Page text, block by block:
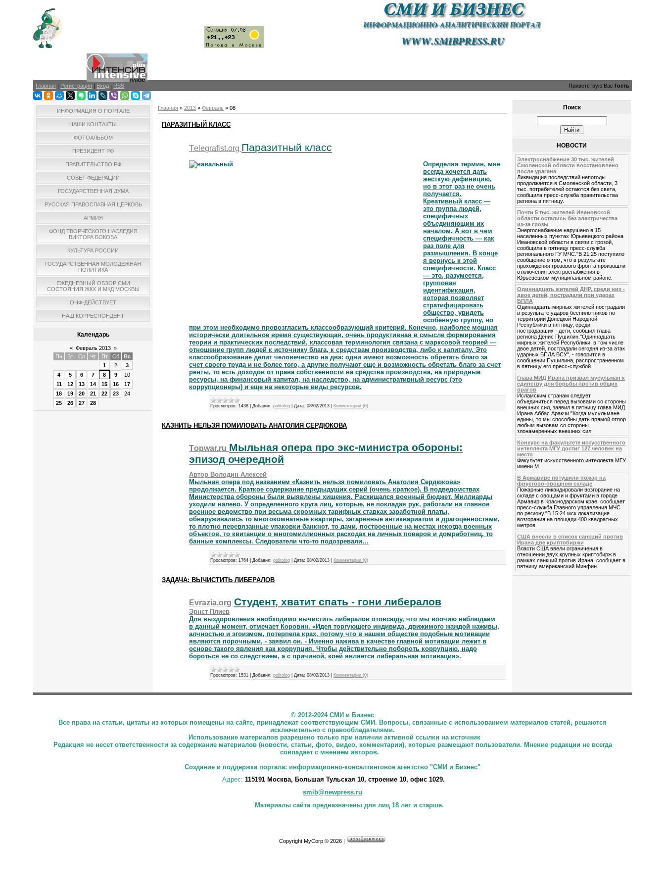
Главная | Регистрация | Вход | RSS Приветствую Вас Гость
ИНФОРМАЦИЯ О ПОРТАЛЕ
НАШИ КОНТАКТЫ
ФОТОАЛЬБОМ
ПРЕЗИДЕНТ РФ
ПРАВИТЕЛЬСТВО РФ
СОВЕТ ФЕДЕРАЦИИ
ГОСУДАРСТВЕННАЯ ДУМА
РУССКАЯ ПРАВОСЛАВНАЯ ЦЕРКОВЬ
АРМИЯ
ФОНД ТВОРЧЕСКОГО НАСЛЕДИЯ
ВИКТОРА БОКОВА
КУЛЬТУРА РОССИИ
ГОСУДАРСТВЕННАЯ МОЛОДЕЖНАЯ
ПОЛИТИКА
ЕЖЕДНЕВНЫЙ ОБЗОР СМИ
СОСТОЯНИЯ ЖКХ И МКД МОСКВЫ
ОНФ-ДЕЙСТВУЕТ
НАШ КОРРЕСПОНДЕНТ
Календарь
« Февраль 2013 »
Пн
Вт Ср Чт Пт Сб
Вс
1
2
3
4
5 6 7 8 9
10
11
12 13 14 15 16
17
18
19 20 21 22 23
24
25
26 27 28
Главная »2013 » Февраль » 08
ПАРАЗИТНЫЙ КЛАСС
Telegrafist.org Паразитный класс
Определяя термин, мне
всегда хочется дать
жесткую дефиницию,
но в этот раз не очень
получается.
Креативный класс —
это группа людей,
специфичных
объединяющим их
началом. А вот в чем
специфичность — как
раз поле для
размышления. В конце
я вернусь к этой
специфичности. Класс
— это, разумеется,
групповая
идентификация,
которая позволяет
стратифицировать
общество, увидеть
особенную группу, но
при этом необходимо провозгласить классообразующий критерий. Конечно, наиболее мощная
исторически длительное время существующая, очень продуктивная в смысле формирования
теории и практических последствий, классовая терминология связана с марксовой теорией —
отношение групп людей к источнику блага, к средствам производства, либо к капиталу. Это
классообразование делит человечество на два: одни имеют возможность обретать благо за
счет своего труда и не более того, а другие получают еще и возможность обретать благо за счет
ренты, то есть доходов от права собственности на средства производства, на природные
ресурсы, на финансовый капитал, на наследство, на административный ресурс (это
коррупционеры) и еще на некоторые виды ресурсов.
Просмотров: 1438 Добавил: politolog Дата: 08/02/2013 Комментарии (0)
КАЗНИТЬ НЕЛЬЗЯ ПОМИЛОВАТЬ АНАТОЛИЯ СЕРДЮКОВА
Topwar.ru Мыльная опера про экс-министра обороны:
эпизод очередной
Автор Володин Алексей
Мыльная опера под названием «Казнить нельзя помиловать Анатолия Сердюкова»
продолжается. Краткое содержание предыдущих серий (очень краткое). В подведомствах
Министерства обороны были выявлены хищения. Расхищался военный бюджет. Миллиарды
уходили налево. У определенного круга лиц, которые, не покладая рук, работали на главное
военное ведомство при весьма скромных тарифных ставках заработной платы,
обнаруживались то многокомнатные квартиры, затаренные антиквариатом и драгоценностями,
то плотно перевязанные упаковки банкнот, то дачи, построенные на местах некогда военных
объектов, то квитанции о многомиллионных расходах на личных поваров и домработниц, то
банные комплексы. Следователи что-то подозревали…
Просмотров: 1764 Добавил: politolog Дата: 08/02/2013 Комментарии (0)
ЗАДАЧА: ВЫЧИСТИТЬ ЛИБЕРАЛОВ
Evrazia.org Студент, хватит спать - гони либералов
Эрнст Плиев
Для выздоровления необходимо вычистить либералов отовсюду, что мы воочию наблюдаем
в данный момент, отмечает Коровин. «Идея торгующего индивида, движимого жаждой наживы,
алчностью и эгоизмом, потерпела крах, потому что в нашем обществе подобные мотивации
являются порочными, - заявил он. - Именно нажива в качестве главной мотивации лежит в
основе такого явления как коррупция. Чтобы действительно побороть коррупцию, надо
бороться не со следствием, а с причиной, коей является либеральная мотивация».
Просмотров: 1531 |Добавил: politolog |Дата: 08/02/2013 Комментарии (0)
Поиск
НОВОСТИ
Электроснабжение 30 тыс. жителей
Смоленской области восстановлено
после урагана
Ликвидация последствий непогоды
продолжается в Смоленской области, 3
тыс. потребителей остаются без света,
сообщила пресс-служба правительства
региона в пятницу.
Почти 5 тыс. жителей Ивановской
области остались без электричества
из-за грозы
Энергоснабжение нарушено в 15
населенных пунктах Юрьевецкого района
Ивановской области в связи с грозой,
сообщила в пятницу пресс-служба
регионального ГУ МЧС."В 21:25 поступило
сообщение о том, что в результате
прохождения грозового фронта произошли
отключения электроснабжения в
Юрьевецком муниципальном районе.
Одиннадцать жителей ДНР, среди них -
двое детей, пострадали при ударах
БПЛА
Одиннадцать мирных жителей пострадали
в результате ударов беспилотников по
территории Донецкой Народной
Республики в пятницу, среди
пострадавших - дети, сообщил глава
региона Денис Пушилин."Одиннадцать
мирных жителей Республики, в том числе
двое детей, пострадали сегодня из-за атак
ударных БПЛА ВСУ", - говорится в
сообщении Пушилина, распространенном
в пятницу его пресс-службой.
Глава МИД Ирана призвал мусульман к
единству для борьбы против общих
врагов
Исламским странам следует
объединиться перед вызовами со стороны
внешних сил, заявил в пятницу глава МИД
Ирана Аббас Аракчи."Когда мусульмане
едины, то мы способны дать прямой отпор
любым вызовам со стороны
злонамеренных внешних сил.
Конкурс на факультете искусственного
интеллекта МГУ достиг 127 человек на
место
Факультет искусственного интеллекта МГУ
имени М.
В Армавире потушили пожар на
фруктово-овощном складе
Пожарные ликвидировали возгорание на
складе с овощами и фруктами в городе
Армавир в Краснодарском крае, сообщает
пресс-служба Главного управления МЧС
по региону."В 15:24 мск локализация
возгорания на площади 400 квадратных
метров.
США внесли в список санкций против
Ирана две криптобиржи
Власти США ввели ограничения в
отношении двух крупных криптобирж в
рамках санкций против Ирана, сообщает в
пятницу американский Минфин.
© 2012-2024 СМИ и Бизнес
Все права на статьи, цитаты из которых помещены на сайте, принадлежат соответствующим СМИ. Вопросы, связанные с использованием материалов статей, решаются
исключительно с правообладателями.
Использование материалов разрешено только при наличии активной ссылки на источник
Редакция не несет ответственности за содержание материалов (новости, статьи, фото, видео, комментарии), которые размещают пользователи. Мнение редакции не всегда
совпадает с мнением авторов.
Создание и поддержка портала: информационно-консалтинговое агентство "СМИ и Бизнес"
Адрес: 115191 Москва, Большая Тульская 10, строение 10, офис 1029.
smib@newpress.ru
Материалы сайта предназначены для лиц 18 лет и старше.
Copyright MyCorp © 2026 |